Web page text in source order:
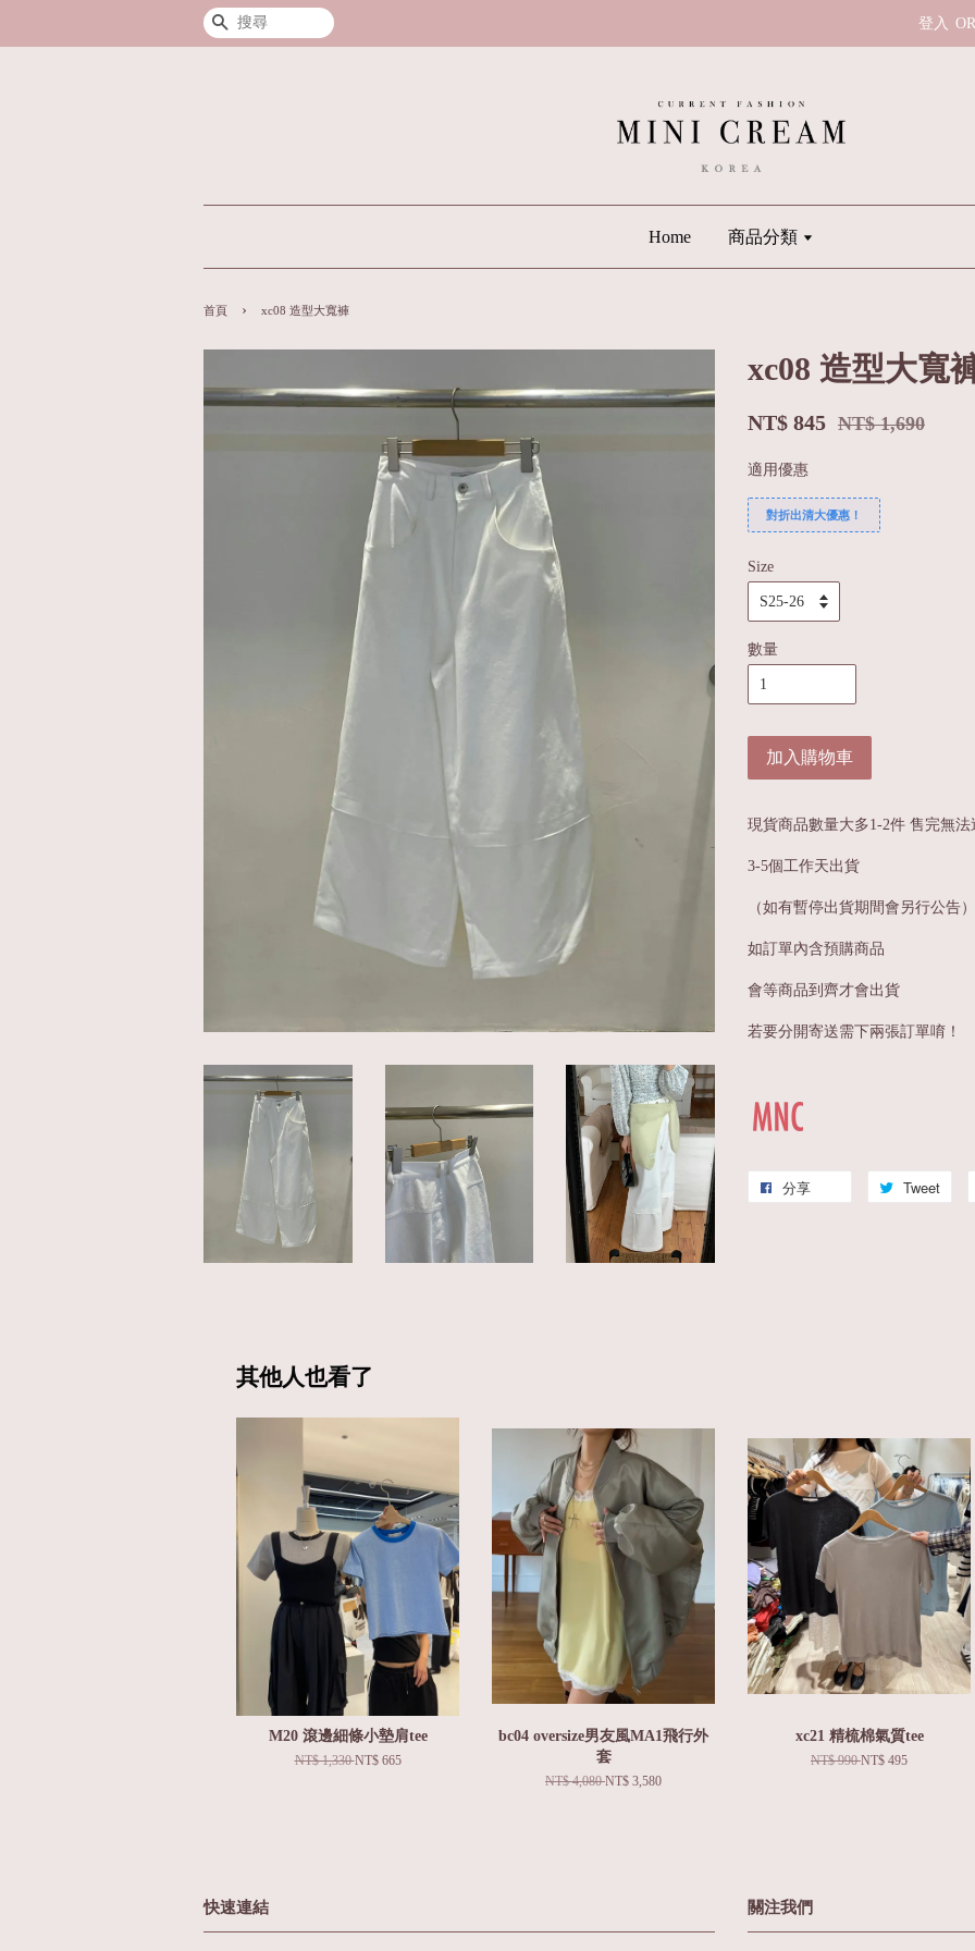
搜尋 登入 OR
Home 商品分類
首頁 › xc08 造型大寬褲
xc08 造型大寬
NT$ 845 NT$ 1,690
適用優惠
對折出清大優惠！
Size
數量
加入購物車
現貨商品數量大多1-2件 售完無法
3-5個工作天出貨
（如有暫停出貨期間會另行公告）
如訂單內含預購商品
會等商品到齊才會出貨
若要分開寄送需下兩張訂單唷！
分享 Tweet
其他人也看了
M20 滾邊細條小墊肩tee
NT$ 1,330NT$ 665
bc04 oversize男友風MA1飛行外
套
NT$ 4,080NT$ 3,580
xc21 精梳棉氣質tee
NT$ 990NT$ 495
快速連結 關注我們